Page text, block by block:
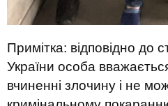
Примітка: відповідно до
України особа
вчиненні злочину і не